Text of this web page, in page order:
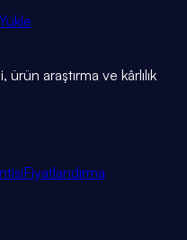
ürün araştırma ve kârlılık
Fiyatlandırma